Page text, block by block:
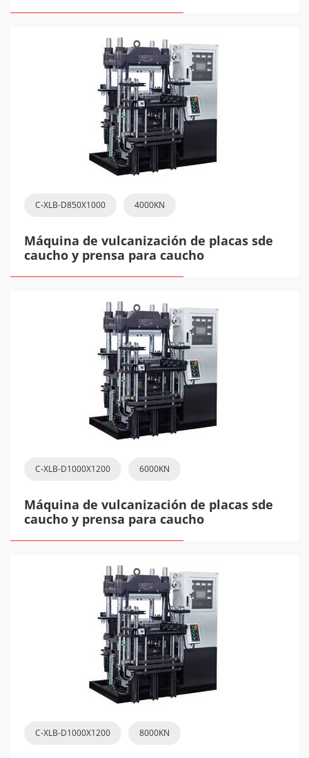
C-XLB-D850X1000 4000KN
Máquina de vulcanización de placas sde
caucho y prensa para caucho
C-XLB-D1000X1200 6000KN
Máquina de vulcanización de placas sde
caucho y prensa para caucho
C-XLB-D1000X1200 8000KN